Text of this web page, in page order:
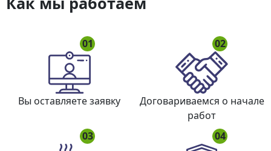
01
Вы оставляете заявку
02
Договариваемся о начале
работ
03
04